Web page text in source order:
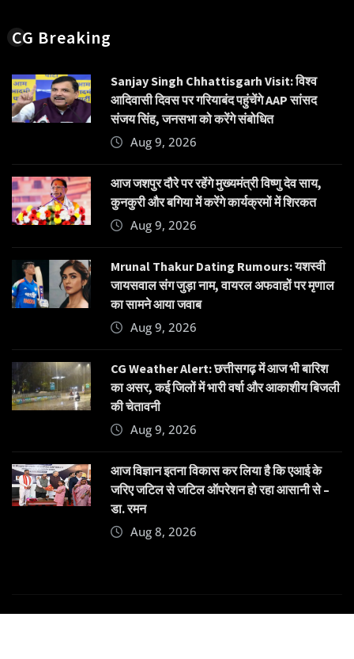
CG Breaking
Sanjay Singh Chhattisgarh Visit: विश्व
आदिवासी दिवस पर गरियाबंद पहुंचेंगे AAP सांसद
संजय सिंह, जनसभा को करेंगे संबोधित
Aug 9, 2026
आज जशपुर दौरे पर रहेंगे मुख्यमंत्री विष्णु देव साय,
कुनकुरी और बगिया में करेंगे कार्यक्रमों में शिरकत
Aug 9, 2026
Mrunal Thakur Dating Rumours: यशस्वी
जायसवाल संग जुड़ा नाम, वायरल अफवाहों पर मृणाल
का सामने आया जवाब
Aug 9, 2026
CG Weather Alert: छत्तीसगढ़ में आज भी बारिश
का असर, कई जिलों में भारी वर्षा और आकाशीय बिजली
की चेतावनी
Aug 9, 2026
आज विज्ञान इतना विकास कर लिया है कि एआई के
जरिए जटिल से जटिल ऑपरेशन हो रहा आसानी से –
डा. रमन
Aug 8, 2026